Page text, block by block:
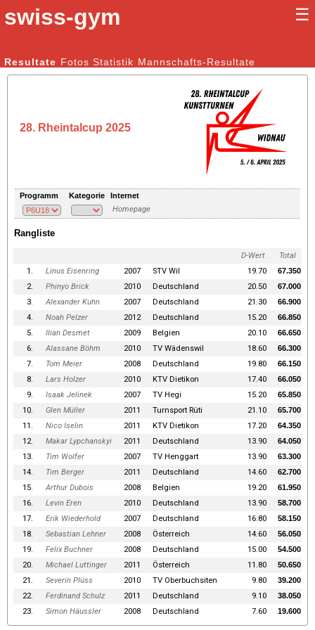
swiss-gym ☰
Kunstturnen Männer | Kunstturnen Frauen
Resultate Fotos Statistik Mannschafts-Resultate
28. Rheintalcup 2025
Programm Kategorie Internet
Homepage
Rangliste
D-Wert
Total
1.
Linus Eisenring 2007 STV Wil 19.70 67.350
2. Phinyo Brick 2010 Deutschland 20.50 67.000
3. Alexander Kuhn 2007 Deutschland 21.30 66.900
4. Noah Pelzer 2012 Deutschland 15.20 66.850
5. Ilian Desmet 2009 Belgien 20.10 66.650
6. Alassane Böhm 2010 TV Wädenswil 18.60 66.300
7. Tom Meier 2008 Deutschland 19.80 66.150
8. Lars Holzer 2010 KTV Dietikon 17.40 66.050
9. Isaak Jelinek 2007 TV Hegi 15.20 65.850
10. Glen Müller 2011 Turnsport Rüti 21.10 65.700
11. Nico Iselin 2011 KTV Dietikon 17.20 64.350
12. Makar Lypchanskyi 2011 Deutschland 13.90 64.050
13. Tim Wolfer 2007 TV Henggart 13.90 63.300
14. Tim Berger 2011 Deutschland 14.60 62.700
15. Arthur Dubois 2008 Belgien 19.20 61.950
16. Levin Eren 2010 Deutschland 13.90 58.700
17. Erik Wiederhold 2007 Deutschland 16.80 58.150
18. Sebastian Lehner 2008 Österreich 14.60 56.050
19. Felix Buchner 2008 Deutschland 15.00 54.500
20. Michael Luttinger 2011 Österreich 11.80 50.650
21. Severin Plüss 2010 TV Oberbuchsiten 9.80 39.200
22. Ferdinand Schulz 2011 Deutschland 9.10 38.050
23. Simon Häussler 2008 Deutschland 7.60 19.600